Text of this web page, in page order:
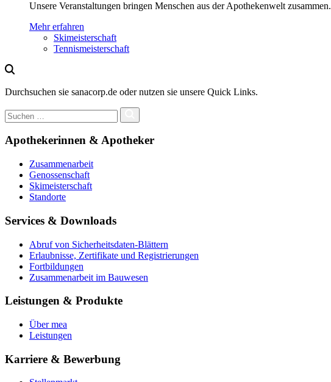
Unsere Veranstaltungen bringen Menschen aus der Apothekenwelt zusammen.
Mehr erfahren
Skimeisterschaft
Tennismeisterschaft
Durchsuchen sie sanacorp.de oder nutzen sie unsere Quick Links.
Apothekerinnen & Apotheker
Zusammenarbeit
Genossenschaft
Skimeisterschaft
Standorte
Services & Downloads
Abruf von Sicherheitsdaten-Blättern
Erlaubnisse, Zertifikate und Registrierungen
Fortbildungen
Zusammenarbeit im Bauwesen
Leistungen & Produkte
Über mea
Leistungen
Karriere & Bewerbung